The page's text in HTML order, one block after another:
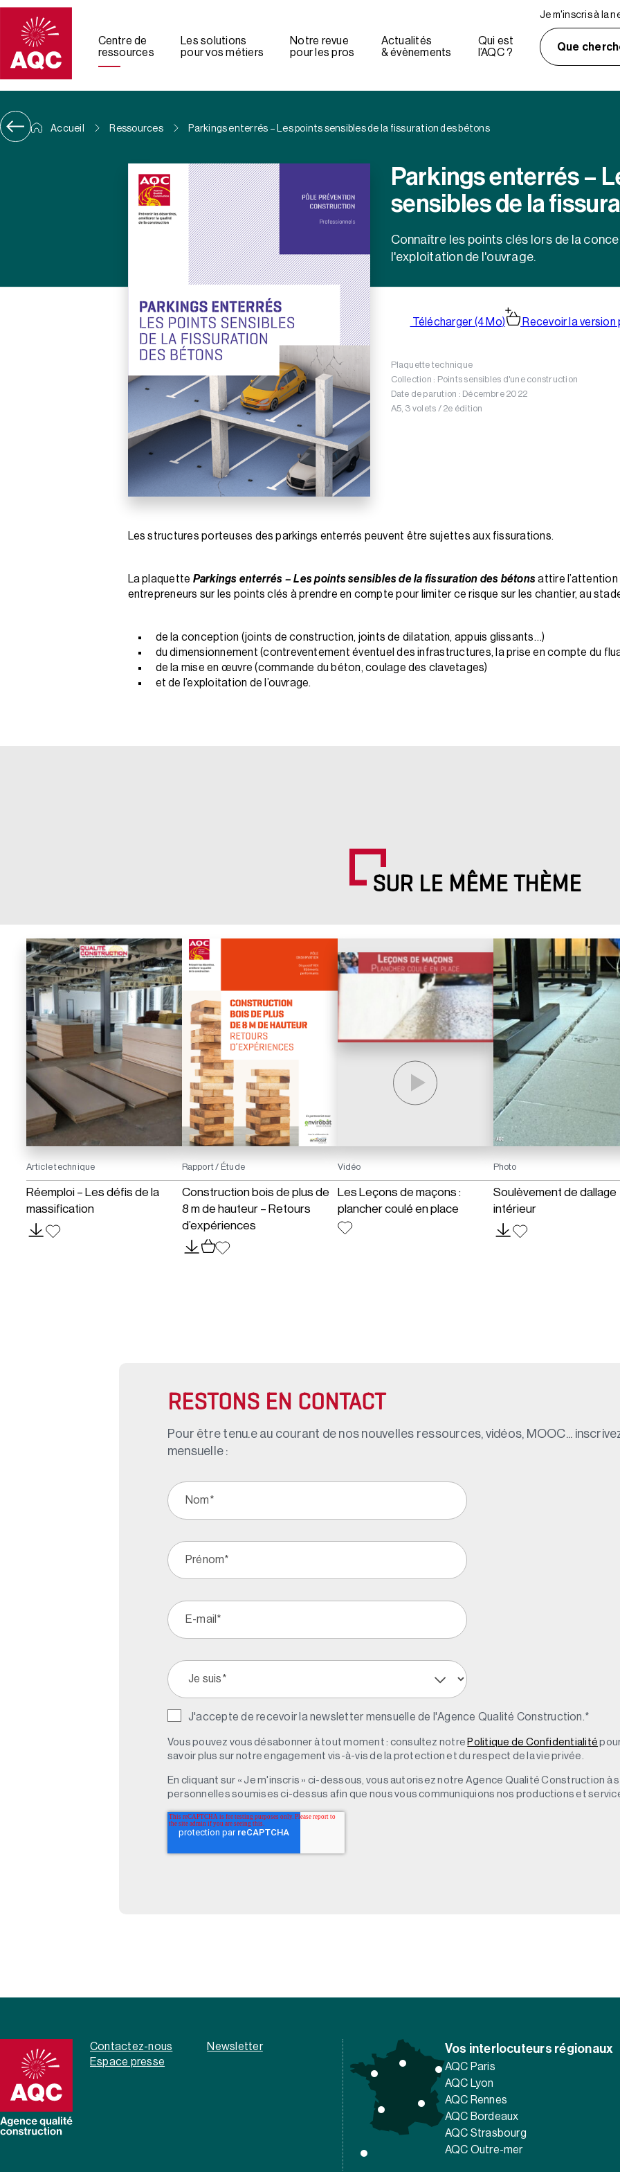
Panneau de gestion des cookies
Centre de
ressources
Les solutions
pour vos métiers
Notre revue
pour les pros
Actualités
& évènements
Qui est
l’AQC ?
Je m'inscris à la
Que
Accueil Ressources Parkings enterrés – Les points sensibles de la fissuration des bétons
Parkings enterrés –
sensibles de la
Connaître les points clés lors de la
l'exploitation de l'ouvrage.
Télécharger (4 Mo) Recevoir la version
Plaquette technique
Collection : Points sensibles d'une construction
Date de parution : Décembre 2022
A5, 3 volets / 2e édition
Les structures porteuses des parkings enterrés peuvent être sujettes aux fissurations.
La plaquette Parkings enterrés – Les points sensibles de la fissuration des bétonsattire l’attention
entrepreneurs sur les points clés à prendre en compte pour limiter ce risque sur les chantier, au
de la conception (joints de construction, joints de dilatation, appuis glissants…)
du dimensionnement (contreventement éventuel des infrastructures, la prise en compte du
de la mise en œuvre (commande du béton, coulage des clavetages)
et de l’exploitation de l’ouvrage.
SUR LE MÊME THÈME
Article technique
Réemploi – Les défis de la
massification
Rapport / Étude
Construction bois de plus de
8 m de hauteur – Retours
d’expériences
Vidéo
Les Leçons de maçons :
plancher coulé en place
Photo
Soulèvement de dallage
intérieur
RESTONS EN CONTACT
Pour être tenu.e au courant de nos nouvelles ressources, vidéos, MOOC...
mensuelle :
J'accepte de recevoir la newsletter mensuelle de l'Agence Qualité Construction. *
Vous pouvez vous désabonner à tout moment : consultez notre Politique de Confidentialité
savoir plus sur notre engagement vis-à-vis de la protection et du respect de la vie privée.
En cliquant sur « Je m'inscris » ci-dessous, vous autorisez notre Agence Qualité Construction
personnelles soumises ci-dessus afin que nous vous communiquions nos productions et
Contactez-nous
Newsletter
Espace presse
Vos interlocuteurs régionaux
AQC Paris
AQC Lyon
AQC Rennes
AQC Bordeaux
AQC Strasbourg
AQC Outre-mer